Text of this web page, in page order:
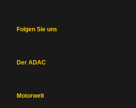
Folgen Sie uns
Der ADAC
Motorwelt